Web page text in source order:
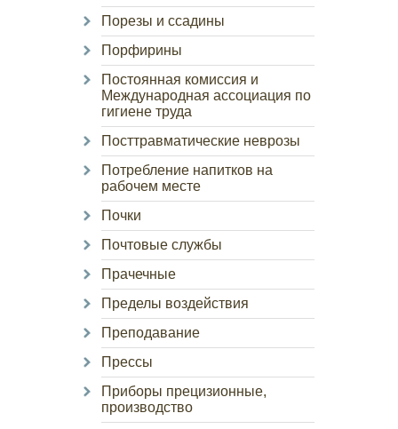
Порезы и ссадины
Порфирины
Постоянная комиссия и
Международная ассоциация по
гигиене труда
Посттравматические неврозы
Потребление напитков на
рабочем месте
Почки
Почтовые службы
Прачечные
Пределы воздействия
Преподавание
Прессы
Приборы прецизионные,
производство